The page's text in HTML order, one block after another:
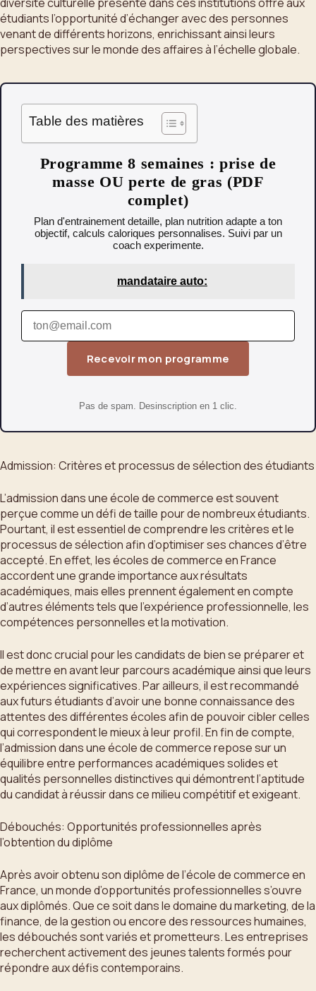
étudiants l’opportunité d’échanger avec des personnes
venant de différents horizons, enrichissant ainsi leurs
perspectives sur le monde des affaires à l’échelle globale.
Table des matières
Programme 8 semaines : prise de
masse OU perte de gras (PDF
complet)
Plan d'entrainement detaille, plan nutrition adapte a ton
objectif, calculs caloriques personnalises. Suivi par un
coach experimente.
mandataire auto:
Recevoir mon programme
Pas de spam. Desinscription en 1 clic.
Admission: Critères et processus de sélection des étudiants
L’admission dans une école de commerce est souvent
perçue comme un défi de taille pour de nombreux étudiants.
Pourtant, il est essentiel de comprendre les critères et le
processus de sélection afin d’optimiser ses chances d’être
accepté. En effet, les écoles de commerce en France
accordent une grande importance aux résultats
académiques, mais elles prennent également en compte
d’autres éléments tels que l’expérience professionnelle, les
compétences personnelles et la motivation.
Il est donc crucial pour les candidats de bien se préparer et
de mettre en avant leur parcours académique ainsi que leurs
expériences significatives. Par ailleurs, il est recommandé
aux futurs étudiants d’avoir une bonne connaissance des
attentes des différentes écoles afin de pouvoir cibler celles
qui correspondent le mieux à leur profil. En fin de compte,
l’admission dans une école de commerce repose sur un
équilibre entre performances académiques solides et
qualités personnelles distinctives qui démontrent l’aptitude
du candidat à réussir dans ce milieu compétitif et exigeant.
Débouchés: Opportunités professionnelles après
l’obtention du diplôme
Après avoir obtenu son diplôme de l’école de commerce en
France, un monde d’opportunités professionnelles s’ouvre
aux diplômés. Que ce soit dans le domaine du marketing, de la
finance, de la gestion ou encore des ressources humaines,
les débouchés sont variés et prometteurs. Les entreprises
recherchent activement des jeunes talents formés pour
répondre aux défis contemporains.